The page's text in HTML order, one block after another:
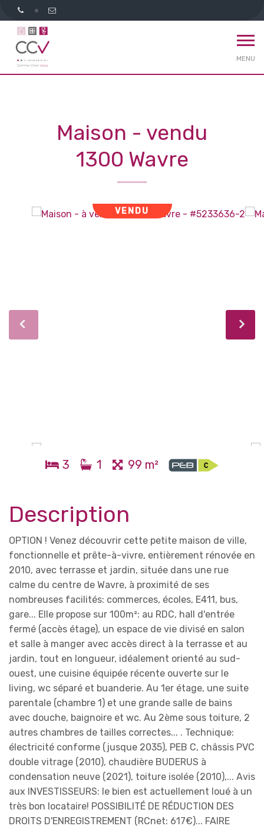
MENU
Maison - vendu
1300 Wavre
VENDU
3 1 99 m²
Description
OPTION ! Venez découvrir cette petite maison de ville,
fonctionnelle et prête-à-vivre, entièrement rénovée en
2010, avec terrasse et jardin, située dans une rue
calme du centre de Wavre, à proximité de ses
nombreuses facilités: commerces, écoles, E411, bus,
gare... Elle propose sur 100m²: au RDC, hall d'entrée
fermé (accès étage), un espace de vie divisé en salon
et salle à manger avec accès direct à la terrasse et au
jardin, tout en longueur, idéalement orienté au sud-
ouest, une cuisine équipée récente ouverte sur le
living, wc séparé et buanderie. Au 1er étage, une suite
parentale (chambre 1) et une grande salle de bains
avec douche, baignoire et wc. Au 2ème sous toiture, 2
autres chambres de tailles correctes... . Technique:
électricité conforme (jusque 2035), PEB C, châssis PVC
double vitrage (2010), chaudière BUDERUS à
condensation neuve (2021), toiture isolée (2010),... Avis
aux INVESTISSEURS: le bien est actuellement loué à un
très bon locataire! POSSIBILITÉ DE RÉDUCTION DES
DROITS D'ENREGISTREMENT (RCnet: 617€)... FAIRE